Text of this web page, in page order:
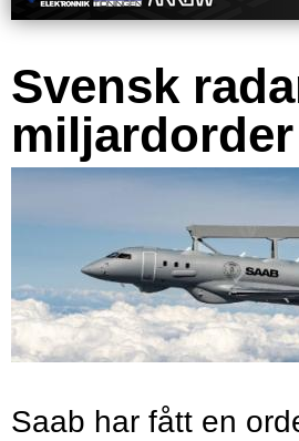
Svensk
miljardorder
Saab har fått en